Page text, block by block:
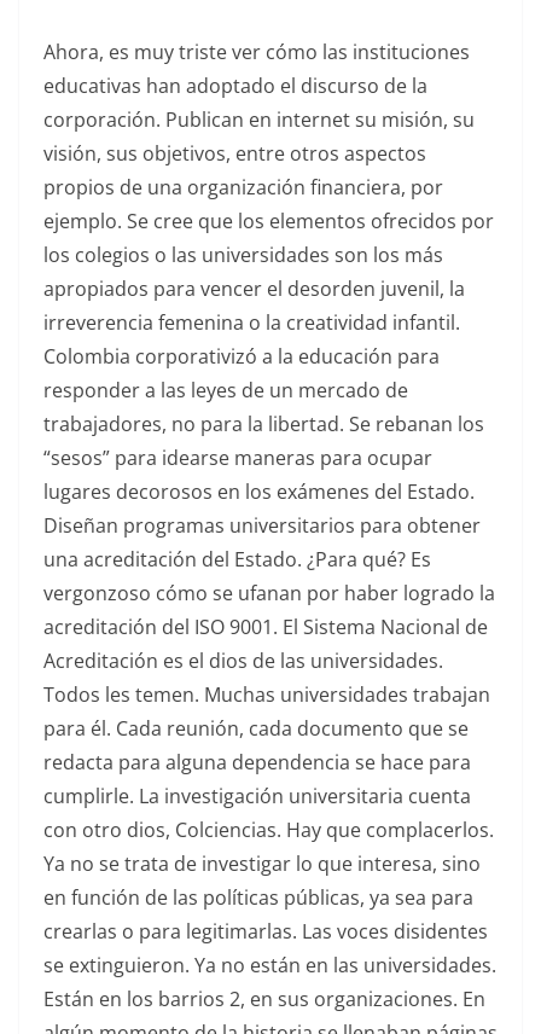
Ahora, es muy triste ver cómo las instituciones
educativas han adoptado el discurso de la
corporación. Publican en internet su misión, su
visión, sus objetivos, entre otros aspectos
propios de una organización financiera, por
ejemplo. Se cree que los elementos ofrecidos por
los colegios o las universidades son los más
apropiados para vencer el desorden juvenil, la
irreverencia femenina o la creatividad infantil.
Colombia corporativizó a la educación para
responder a las leyes de un mercado de
trabajadores, no para la libertad. Se rebanan los
“sesos” para idearse maneras para ocupar
lugares decorosos en los exámenes del Estado.
Diseñan programas universitarios para obtener
una acreditación del Estado. ¿Para qué? Es
vergonzoso cómo se ufanan por haber logrado la
acreditación del ISO 9001. El Sistema Nacional de
Acreditación es el dios de las universidades.
Todos les temen. Muchas universidades trabajan
para él. Cada reunión, cada documento que se
redacta para alguna dependencia se hace para
cumplirle. La investigación universitaria cuenta
con otro dios, Colciencias. Hay que complacerlos.
Ya no se trata de investigar lo que interesa, sino
en función de las políticas públicas, ya sea para
crearlas o para legitimarlas. Las voces disidentes
se extinguieron. Ya no están en las universidades.
Están en los barrios 2, en sus organizaciones. En